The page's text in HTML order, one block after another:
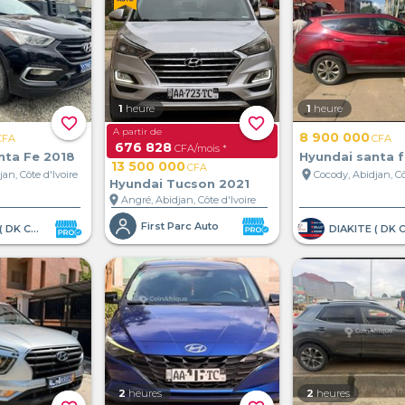
favorite_border
Fe 2018
Côte d'Ivoire
DIAKITE ( DK Company )
favorite_border
1 heure
A partir de
676 828 CFA/mois *
13 500 000CFA
Hyundai Tucson 2021
location_onAngré, Abidjan, Côte d'Ivoire
First Parc Auto
1 heure
8 900 000CFA
Hyundai santa
location_on Cocody, Abidjan,
2 heures 2 heures